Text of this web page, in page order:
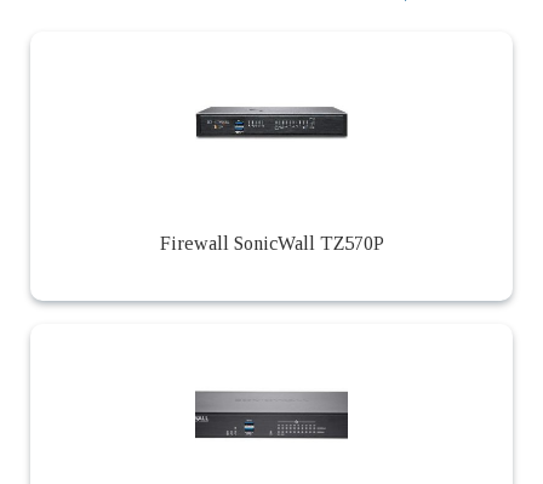
Firewall SonicWall TZ570P